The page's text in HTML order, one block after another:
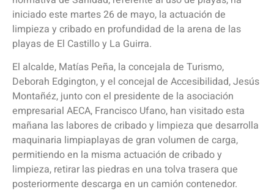
iniciado este martes 26 de mayo, la actuación de
limpieza y cribado en profundidad de la arena de las
playas de El Castillo y La Guirra.
El alcalde, Matías Peña, la concejala de Turismo,
Deborah Edgington, y el concejal de Accesibilidad, Jesús
Montañéz, junto con el presidente de la asociación
empresarial AECA, Francisco Ufano, han visitado esta
mañana las labores de cribado y limpieza que desarrolla
maquinaria limpiaplayas de gran volumen de carga,
permitiendo en la misma actuación de cribado y
limpieza, retirar las piedras en una tolva trasera que
posteriormente descarga en un camión contenedor.